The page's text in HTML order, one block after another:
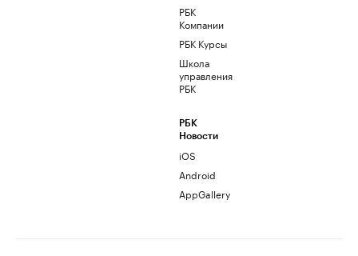
РБК
Компании
РБК Курсы
Школа
управления
РБК
РБК
Новости
iOS
Android
AppGallery